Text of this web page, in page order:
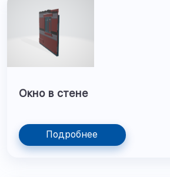
Окно в стене
Подробнее